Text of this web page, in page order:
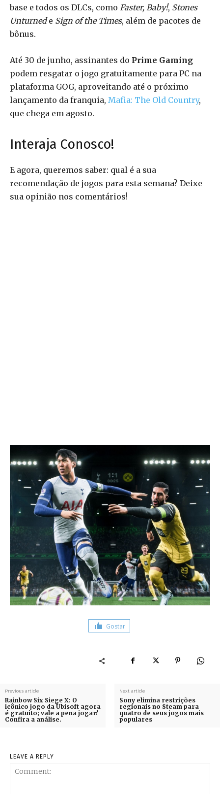
base e todos os DLCs, como Faster, Baby!, Stones
Unturnede Sign of the Times, além de pacotes de
bônus.
Até 30 de junho, assinantes do Prime Gaming
podem resgatar o jogo gratuitamente para PC na
plataforma GOG, aproveitando até o próximo
lançamento da franquia, Mafia: The Old Country,
que chega em agosto.
Interaja Conosco!
E agora, queremos saber: qual é a sua
recomendação de jogos para esta semana? Deixe
sua opinião nos comentários!
Gostar
Previous article
Rainbow Six Siege X: O
icônico jogo da Ubisoft agora
é gratuito; vale a pena jogar?
Confira a análise.
Next article
Sony elimina restrições
regionais no Steam para
quatro de seus jogos mais
populares
LEAVE A REPLY